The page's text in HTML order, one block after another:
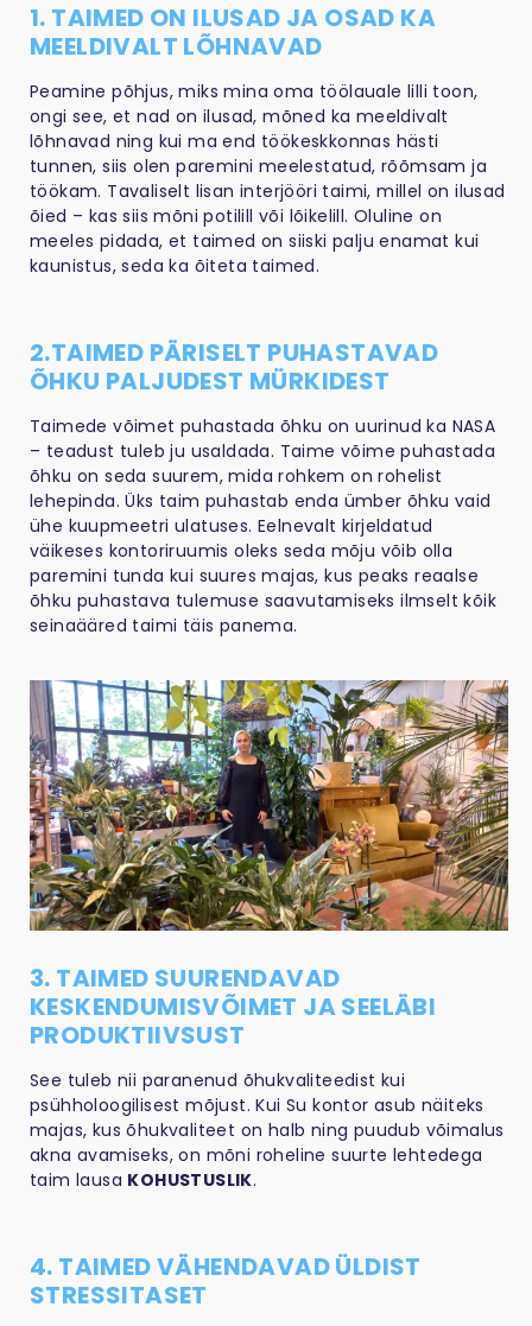
1. TAIMED ON ILUSAD JA OSAD KA
MEELDIVALT LÕHNAVAD
Peamine põhjus, miks mina oma töölauale lilli toon,
ongi see, et nad on ilusad, mõned ka meeldivalt
lõhnavad ning kui ma end töökeskkonnas hästi
tunnen, siis olen paremini meelestatud, rõõmsam ja
töökam. Tavaliselt lisan interjööri taimi, millel on ilusad
õied – kas siis mõni potilill või lõikelill. Oluline on
meeles pidada, et taimed on siiski palju enamat kui
kaunistus, seda ka õiteta taimed.
2.TAIMED PÄRISELT PUHASTAVAD
ÕHKU PALJUDEST MÜRKIDEST
Taimede võimet puhastada õhku on uurinud ka NASA
– teadust tuleb ju usaldada. Taime võime puhastada
õhku on seda suurem, mida rohkem on rohelist
lehepinda. Üks taim puhastab enda ümber õhku vaid
ühe kuupmeetri ulatuses. Eelnevalt kirjeldatud
väikeses kontoriruumis oleks seda mõju võib olla
paremini tunda kui suures majas, kus peaks reaalse
õhku puhastava tulemuse saavutamiseks ilmselt kõik
seinaääred taimi täis panema.
3. TAIMED SUURENDAVAD
KESKENDUMISVÕIMET JA SEELÄBI
PRODUKTIIVSUST
See tuleb nii paranenud õhukvaliteedist kui
psühholoogilisest mõjust. Kui Su kontor asub näiteks
majas, kus õhukvaliteet on halb ning puudub võimalus
akna avamiseks, on mõni roheline suurte lehtedega
taim lausa KOHUSTUSLIK.
4. TAIMED VÄHENDAVAD ÜLDIST
STRESSITASET